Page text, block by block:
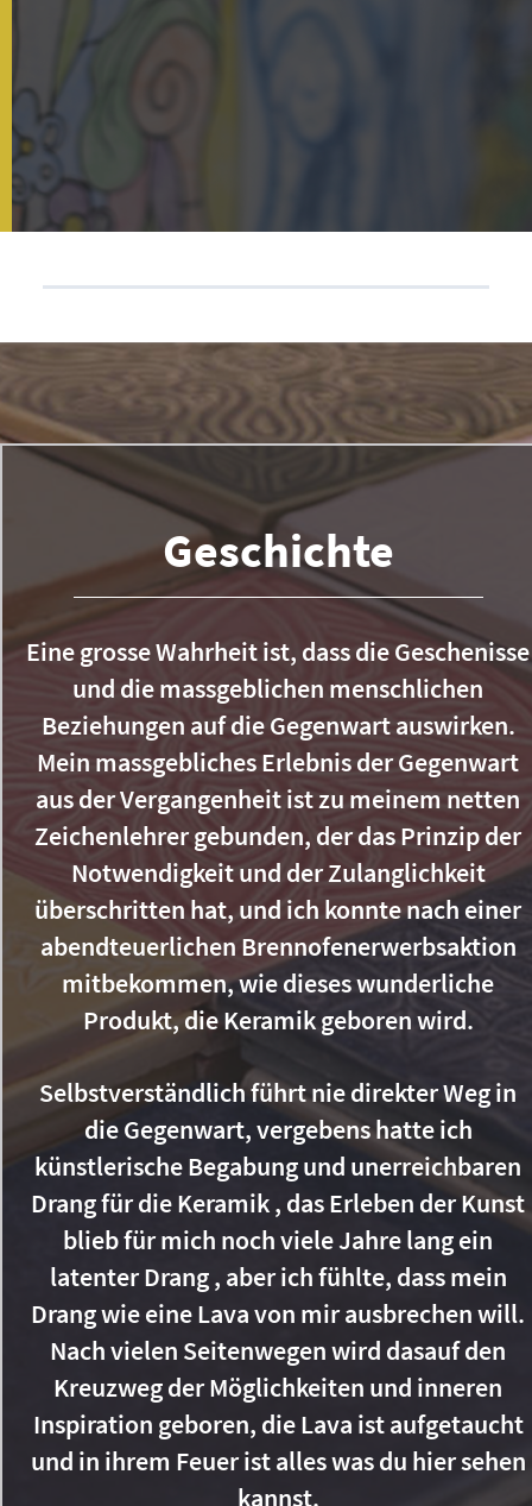
Geschichte
Eine grosse Wahrheit ist, dass die Geschenisse
und die massgeblichen menschlichen
Beziehungen auf die Gegenwart auswirken.
Mein massgebliches Erlebnis der Gegenwart
aus der Vergangenheit ist zu meinem netten
Zeichenlehrer gebunden, der das Prinzip der
Notwendigkeit und der Zulanglichkeit
überschritten hat, und ich konnte nach einer
abendteuerlichen Brennofenerwerbsaktion
mitbekommen, wie dieses wunderliche
Produkt, die Keramik geboren wird.
Selbstverständlich führt nie direkter Weg in
die Gegenwart, vergebens hatte ich
künstlerische Begabung und unerreichbaren
Drang für die Keramik , das Erleben der Kunst
blieb für mich noch viele Jahre lang ein
latenter Drang , aber ich fühlte, dass mein
Drang wie eine Lava von mir ausbrechen will.
Nach vielen Seitenwegen wird dasauf den
Kreuzweg der Möglichkeiten und inneren
Inspiration geboren, die Lava ist aufgetaucht
und in ihrem Feuer ist alles was du hier sehen
kannst.